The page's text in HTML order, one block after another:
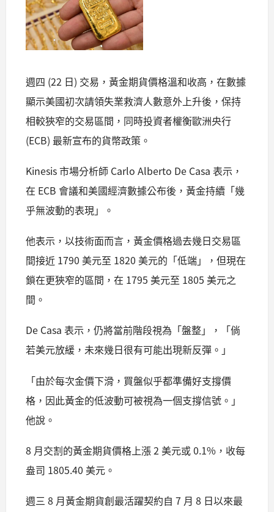
週四 (22 日) 交易，黃金期貨價格溫和收高，在數據
顯示美國初次請領失業救濟人數意外上升後，保持
相較狹窄的交易區間，同時投資者權衡歐洲央行
(ECB) 最新宣布的貨幣政策。
Kinesis 市場分析師 Carlo Alberto De Casa 表示，
在 ECB 會議和美國經濟數據公布後，黃金持續「幾
乎無波動的表現」。
他表示，以技術面而言，黃金價格過去幾日交易區
間接近 1790 美元至 1820 美元的「低端」，但現在
鎖在更狹窄的區間，在 1795 美元至 1805 美元之
間。
De Casa 表示，仍將當前階段視為「盤整」，「倘
若美元放緩，未來幾日很有可能出現新反彈。」
「由於每次金價下滑，買盤似乎都準備好支撐價
格，因此黃金的低波動可被視為一個支撐信號。」
他說。
8 月交割的黃金期貨價格上漲 2 美元或 0.1%，收每
盎司 1805.40 美元。
週三 8 月黃金期貨創最活躍契約自 7 月 8 日以來最